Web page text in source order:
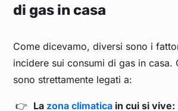
di gas in casa
Come dicevamo, diversi sono i
incidere sui consumi di gas in casa.
sono strettamente legati a:
La zona climatica in cui si vive: